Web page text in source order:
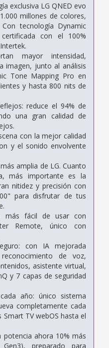
exclusiva LG QNED evo
millones de colores,
tecnología Dynamic
con el 100%
mayor intensidad,
imagen, junto al análisis
Tone Mapping Pro en
y hasta 800 nits de
reduce el 94% de
una gran calidad de
con la mejor calidad
y el sonido envolvente
amplia de LG. Cuanto
más importante es la
nitidez y precisión con
para disfrutar de tus
más fácil de usar con
Remote, único con
con IA mejorada
de voz,
asistente virtual,
y 7 capas de seguridad
año: único sistema
completamente cada
TV webOS hasta el
potencia ahora 10% más
preparado para